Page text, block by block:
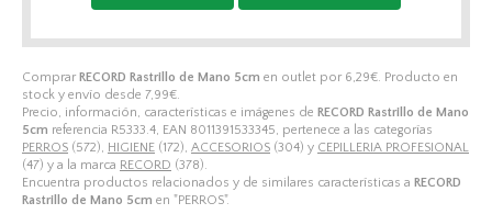
Comprar RECORD Rastrillo de Mano 5cm en outlet por 6,29€ . Producto en
stock y envío desde 7,99€
Precio, información, características e imágenes de RECORD Rastrillo de Mano
5cm referencia R5333.4, EAN 8011391533345, pertenece a las categorías
PERROS (572), HIGIENE (172), ACCESORIOS (304) y CEPILLERIA PROFESIONAL
(47) y a la marca RECORD (378).
Encuentra productos relacionados y de similares características a RECORD
Rastrillo de Mano 5cm en "PERROS".